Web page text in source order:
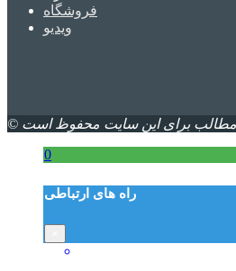
فروشگاه
ویدیو
0
راه های ارتباطی